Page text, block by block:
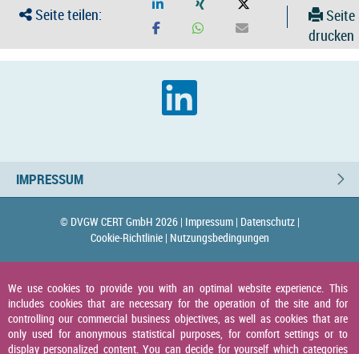
Seite teilen:
Seite
drucken
IMPRESSUM
© DVGW CERT GmbH 2026 | Impressum | Datenschutz |
Cookie-Richtlinie | Nutzungsbedingungen
We use cookies to provide you with an optimal website experience. This
includes cookies that are necessary for the operation of the site and for
controlling our commercial business objectives, as well as cookies that are
only used for anonymous statistical purposes, for comfort settings or to
display personalized content. You can decide for yourself which categories